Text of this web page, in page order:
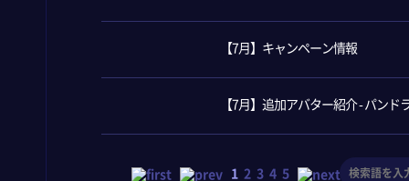
【7月】キャンペーン情報
【7月】追加アバター紹介 - パンド
1 2 3 4 5